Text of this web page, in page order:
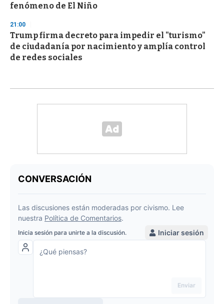
fenómeno de El Niño
21:00
Trump firma decreto para impedir el "turismo"
de ciudadanía por nacimiento y amplía control
de redes sociales